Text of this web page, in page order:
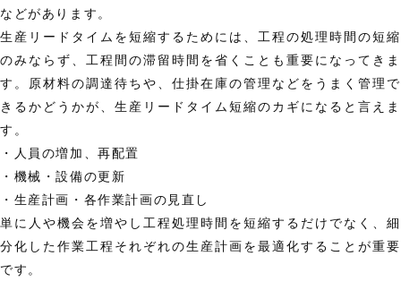
などがあります。
生産リードタイムを短縮するためには、工程の処理時間の短縮
のみならず、工程間の滞留時間を省くことも重要になってきま
す。原材料の調達待ちや、仕掛在庫の管理などをうまく管理で
きるかどうかが、生産リードタイム短縮のカギになると言えま
す。
・人員の増加、再配置
・機械・設備の更新
・生産計画・各作業計画の見直し
単に人や機会を増やし工程処理時間を短縮するだけでなく、細
分化した作業工程それぞれの生産計画を最適化することが重要
です。